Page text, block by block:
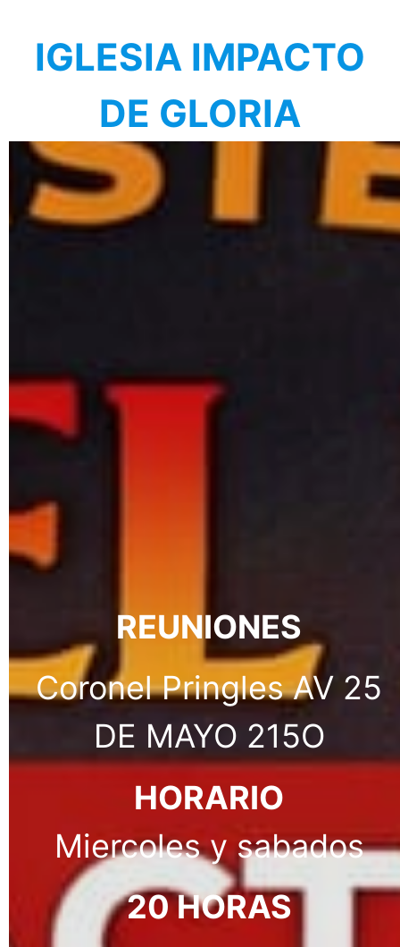
IGLESIA IMPACTO
DE GLORIA
REUNIONES
Coronel Pringles AV 25
DE MAYO 215O
HORARIO
Miercoles y sabados
20 HORAS